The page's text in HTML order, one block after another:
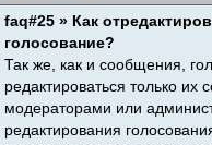
faq#25 » Как
голосование?
Так же, как и сообщения,
редактироваться только их
модераторами или
редактирования